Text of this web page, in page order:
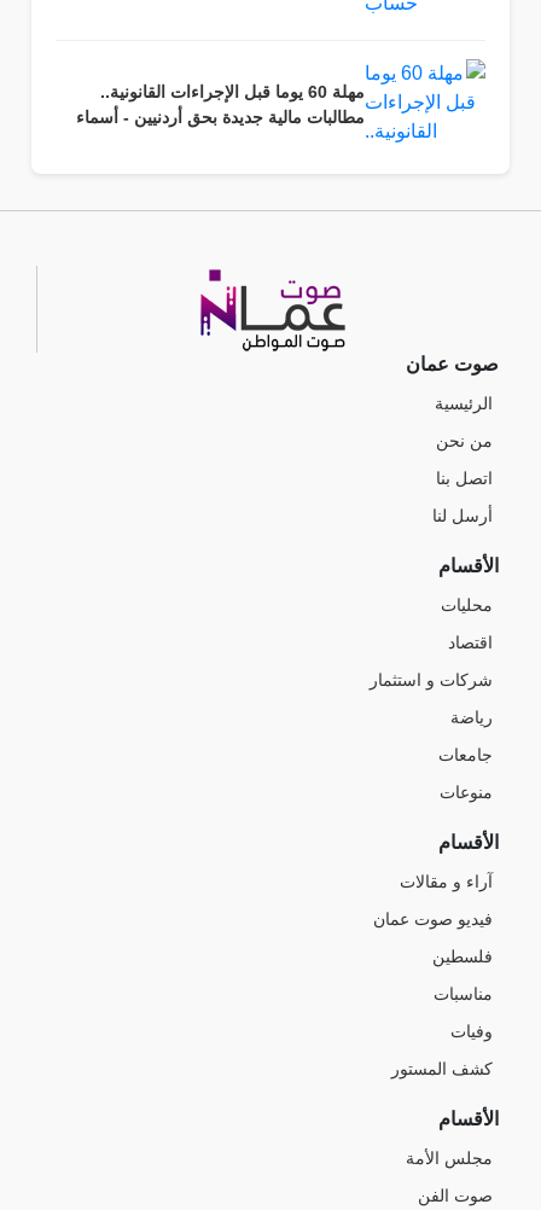
مهلة 60 يوما قبل الإجراءات القانونية..
مطالبات مالية جديدة بحق أردنيين - أسماء
صوت عمان
الرئيسية
من نحن
اتصل بنا
أرسل لنا
الأقسام
محليات
اقتصاد
شركات و استثمار
رياضة
جامعات
منوعات
الأقسام
آراء و مقالات
فيديو صوت عمان
فلسطين
مناسبات
وفيات
كشف المستور
الأقسام
مجلس الأمة
صوت الفن